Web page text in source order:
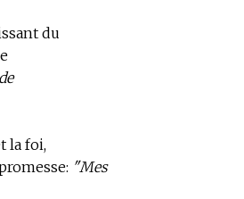
du
la foi,
"Mes